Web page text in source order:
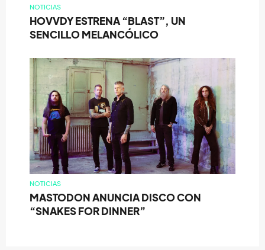
NOTICIAS
HOVVDY ESTRENA “BLAST”, UN
SENCILLO MELANCÓLICO
NOTICIAS
MASTODON ANUNCIA DISCO CON
“SNAKES FOR DINNER”